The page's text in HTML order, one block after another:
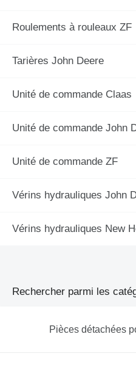
Roulements à rouleaux ZF
Tarières John Deere
Unité de commande Claas
Unité de commande John
Unité de commande ZF
Vérins hydrauliques John
Vérins hydrauliques New
Rechercher parmi les
Pièces détachées